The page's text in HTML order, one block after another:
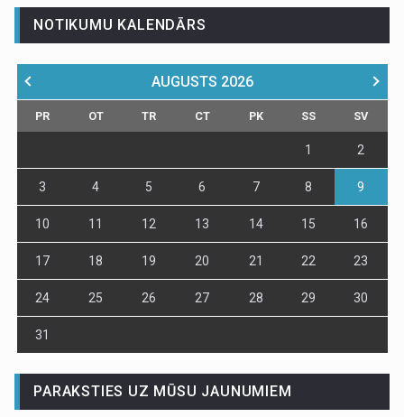
NOTIKUMU KALENDĀRS
AUGUSTS 2026
PR OT TR CT PK SS SV
1 2
3 4 5 6 7 8 9
10 11 12 13 14 15 16
17 18 19 20 21 22 23
24 25 26 27 28 29 30
31
PARAKSTIES UZ MŪSU JAUNUMIEM